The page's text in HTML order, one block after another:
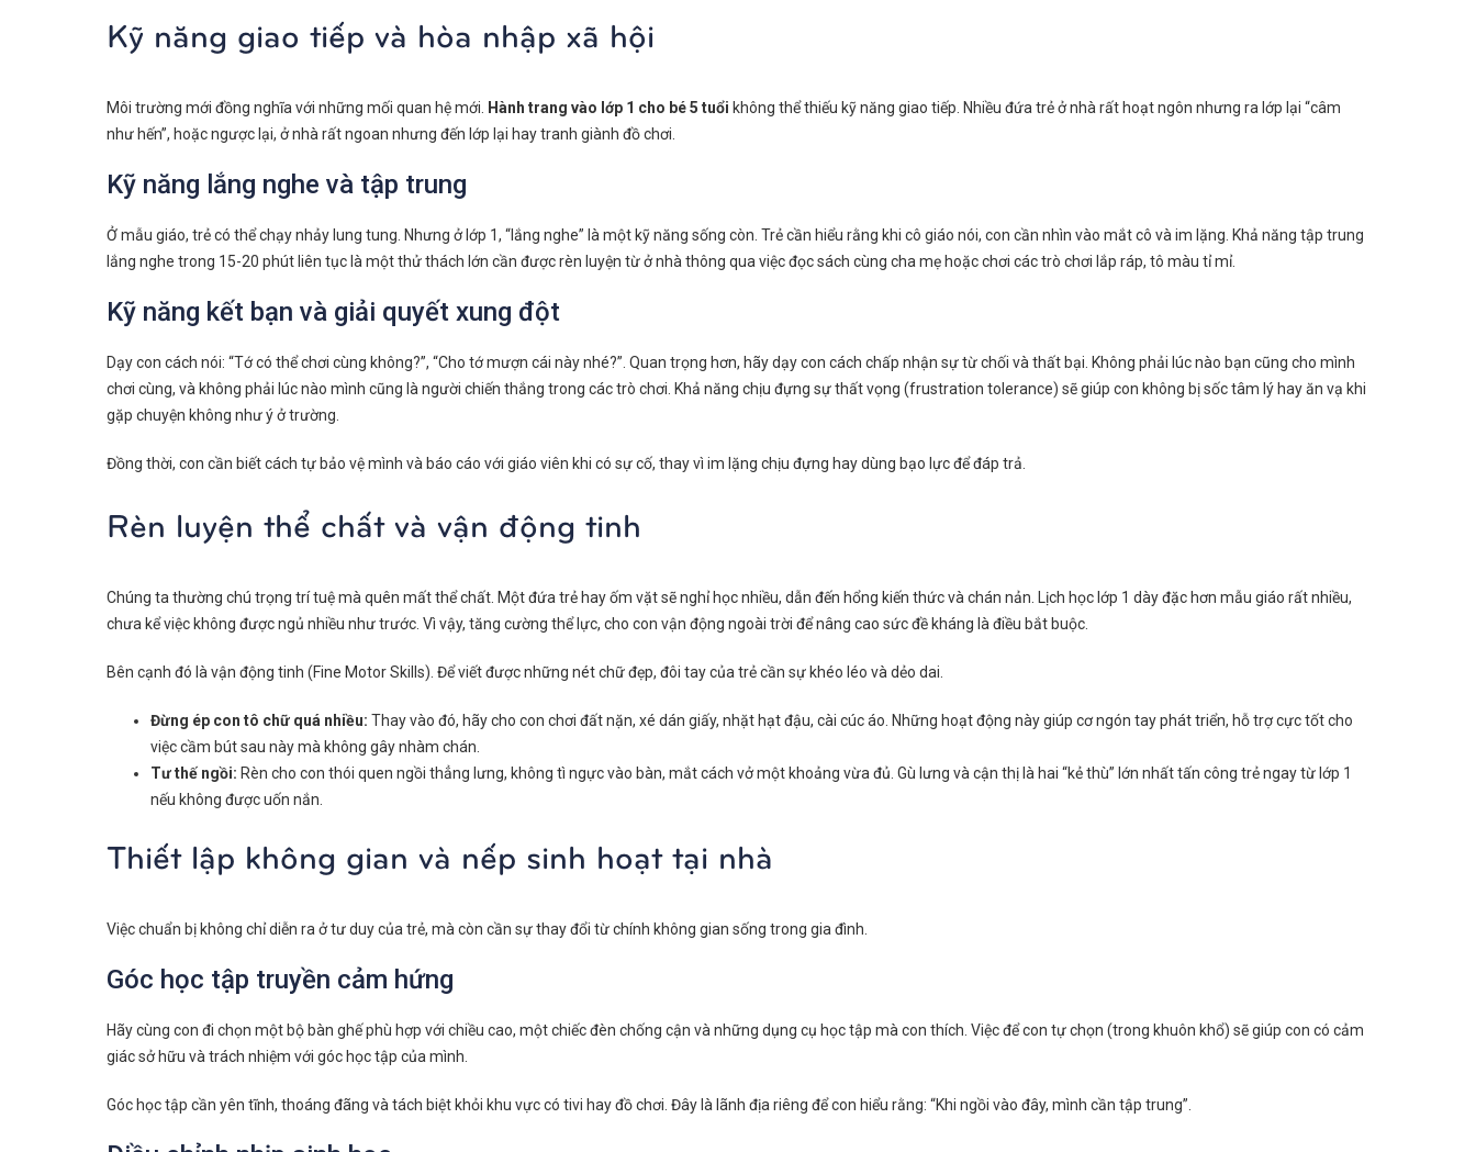
Kỹ năng giao tiếp và hòa nhập xã hội
Môi trường mới đồng nghĩa với những mối quan hệ mới. Hành trang vào lớp 1 cho bé 5 tuổi không thể thiếu kỹ năng giao tiếp. Nhiều đứa trẻ ở nhà rất hoạt ngôn nhưng ra lớp lại “câm
như hến”, hoặc ngược lại, ở nhà rất ngoan nhưng đến lớp lại hay tranh giành đồ chơi.
Kỹ năng lắng nghe và tập trung
Ở mẫu giáo, trẻ có thể chạy nhảy lung tung. Nhưng ở lớp 1, “lắng nghe” là một kỹ năng sống còn. Trẻ cần hiểu rằng khi cô giáo nói, con cần nhìn vào mắt cô và im lặng. Khả năng tập trung
lắng nghe trong 15-20 phút liên tục là một thử thách lớn cần được rèn luyện từ ở nhà thông qua việc đọc sách cùng cha mẹ hoặc chơi các trò chơi lắp ráp, tô màu tỉ mỉ.
Kỹ năng kết bạn và giải quyết xung đột
Dạy con cách nói: “Tớ có thể chơi cùng không?”, “Cho tớ mượn cái này nhé?”. Quan trọng hơn, hãy dạy con cách chấp nhận sự từ chối và thất bại. Không phải lúc nào bạn cũng cho mình
chơi cùng, và không phải lúc nào mình cũng là người chiến thắng trong các trò chơi. Khả năng chịu đựng sự thất vọng (frustration tolerance) sẽ giúp con không bị sốc tâm lý hay ăn vạ khi
gặp chuyện không như ý ở trường.
Đồng thời, con cần biết cách tự bảo vệ mình và báo cáo với giáo viên khi có sự cố, thay vì im lặng chịu đựng hay dùng bạo lực để đáp trả.
Rèn luyện thể chất và vận động tinh
Chúng ta thường chú trọng trí tuệ mà quên mất thể chất. Một đứa trẻ hay ốm vặt sẽ nghỉ học nhiều, dẫn đến hổng kiến thức và chán nản. Lịch học lớp 1 dày đặc hơn mẫu giáo rất nhiều,
chưa kể việc không được ngủ nhiều như trước. Vì vậy, tăng cường thể lực, cho con vận động ngoài trời để nâng cao sức đề kháng là điều bắt buộc.
Bên cạnh đó là vận động tinh (Fine Motor Skills). Để viết được những nét chữ đẹp, đôi tay của trẻ cần sự khéo léo và dẻo dai.
Đừng ép con tô chữ quá nhiều: Thay vào đó, hãy cho con chơi đất nặn, xé dán giấy, nhặt hạt đậu, cài cúc áo. Những hoạt động này giúp cơ ngón tay phát triển, hỗ trợ cực tốt cho
việc cầm bút sau này mà không gây nhàm chán.
Tư thế ngồi: Rèn cho con thói quen ngồi thẳng lưng, không tì ngực vào bàn, mắt cách vở một khoảng vừa đủ. Gù lưng và cận thị là hai “kẻ thù” lớn nhất tấn công trẻ ngay từ lớp 1
nếu không được uốn nắn.
Thiết lập không gian và nếp sinh hoạt tại nhà
Việc chuẩn bị không chỉ diễn ra ở tư duy của trẻ, mà còn cần sự thay đổi từ chính không gian sống trong gia đình.
Góc học tập truyền cảm hứng
Hãy cùng con đi chọn một bộ bàn ghế phù hợp với chiều cao, một chiếc đèn chống cận và những dụng cụ học tập mà con thích. Việc để con tự chọn (trong khuôn khổ) sẽ giúp con có cảm
giác sở hữu và trách nhiệm với góc học tập của mình.
Góc học tập cần yên tĩnh, thoáng đãng và tách biệt khỏi khu vực có tivi hay đồ chơi. Đây là lãnh địa riêng để con hiểu rằng: “Khi ngồi vào đây, mình cần tập trung”.